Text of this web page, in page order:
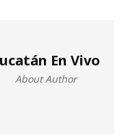
En Vivo
About Author